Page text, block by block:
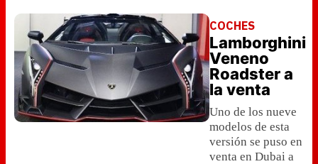
COCHES
Lamborghini
Veneno
Roadster a
la venta
Uno de los nueve
modelos de esta
versión se puso en
venta en Dubai a